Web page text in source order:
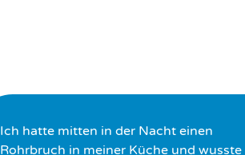
Ich hatte mitten in der Nacht einen
Rohrbruch in meiner Küche und wusste